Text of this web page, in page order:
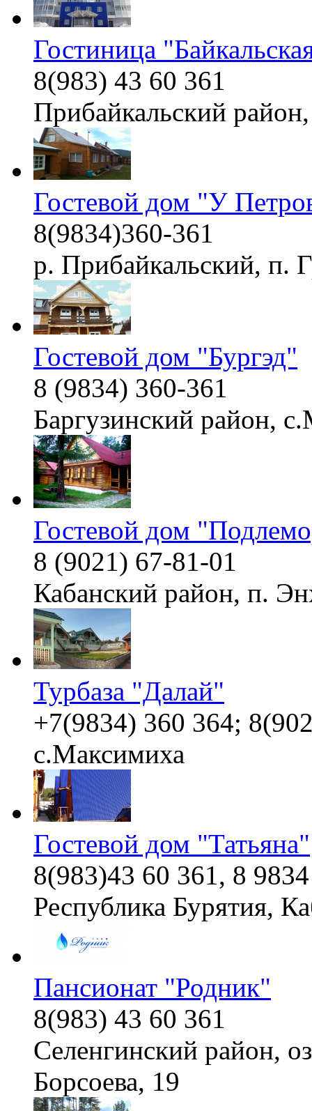
Гостиница
8(983) 43 60 361
Прибайкальский
Гостевой дом "У
8(9834)360-361
р. Прибайкальский, п.
Гостевой дом "Бургэд"
8 (9834) 360-361
Баргузинский район,
Гостевой дом
8 (9021) 67-81-01
Кабанский район, п.
Турбаза "Далай"
+7(9834) 360 364;
с.Максимиха
Гостевой дом "Татьяна"
8(983)43 60 361, 8
Республика Бурятия,
Пансионат "Родник"
8(983) 43 60 361
Селенгинский район,
Борсоева, 19